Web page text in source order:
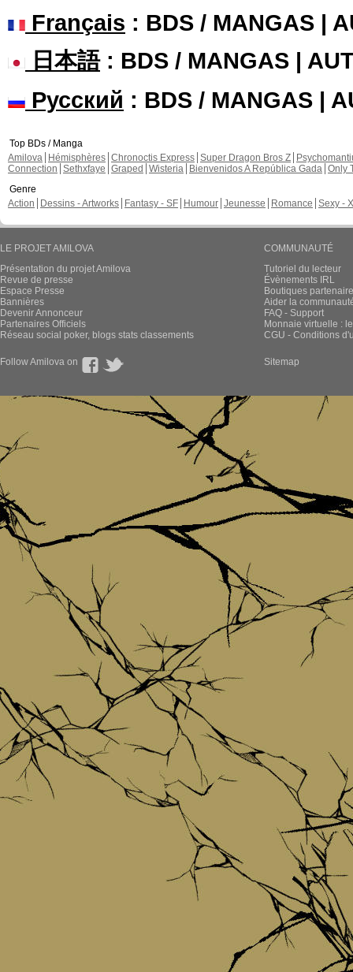
Français : BDS / MANGAS |
日本語: BDS / MANGAS |
Русский : BDS / MANGAS |
Top BDs / Manga
Amilova
Hémisphères Chronoctis Express Super Dragon Bros Z
Connection Sethxfaye Graped Wisteria Bienvenidos A República Gada Only
Genre
Action
Dessins - Artworks Fantasy - SF Humour Jeunesse Romance Sexy -
LE PROJET AMILOVA
Présentation du projet Amilova
Revue de presse
Espace Presse
Bannières
Devenir Annonceur
Partenaires Officiels
Réseau social poker, blogs stats classements
COMMUNAUTÉ
Tutoriel du lecteur
Évènements IRL
Boutiques
Aider la
FAQ - Support
Monnaie virtuelle :
CGU - Conditions
Follow Amilova on Sitemap